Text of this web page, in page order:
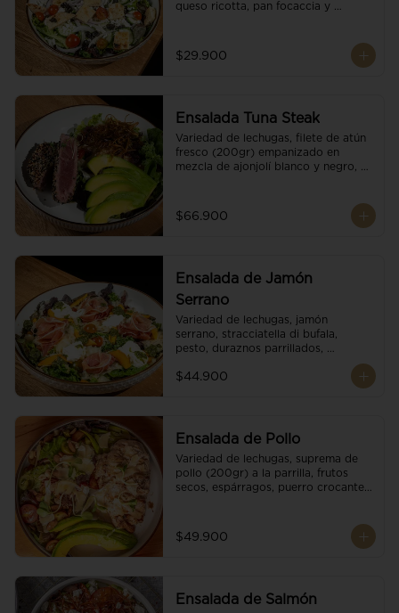
queso ricotta, pan focaccia y
$29.900
Ensalada Tuna Steak
Variedad de lechugas, filete de atún
fresco (200gr) empanizado en
mezcla de ajonjolí blanco y negro,
parmesano, puerro crocante y
reducción de balsámico.
$66.900
Ensalada de Jamón
Serrano
Variedad de lechugas, jamón
serrano, stracciatella di bufala,
pesto, duraznos parrillados,
tomate cherry y vinagreta
$44.900
Ensalada de Pollo
Variedad de lechugas, suprema de
pollo (200gr) a la parrilla, frutos
secos, espárragos, puerro crocante,
balsámico.
$49.900
Ensalada de Salmón